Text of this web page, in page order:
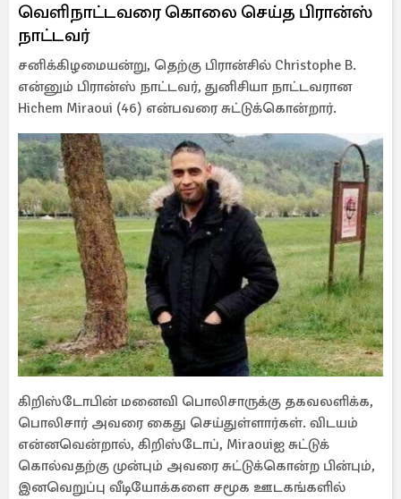
வெளிநாட்டவரை கொலை செய்த பிரான்ஸ்
நாட்டவர்
சனிக்கிழமையன்று, தெற்கு பிரான்சில் Christophe B.
என்னும் பிரான்ஸ் நாட்டவர், துனிசியா நாட்டவரான
Hichem Miraoui (46) என்பவரை சுட்டுக்கொன்றார்.
கிறிஸ்டோபின் மனைவி பொலிசாருக்கு தகவலளிக்க,
பொலிசார் அவரை கைது செய்துள்ளார்கள். விடயம்
என்னவென்றால், கிறிஸ்டோப், Miraouiஐ சுட்டுக்
கொல்வதற்கு முன்பும் அவரை சுட்டுக்கொன்ற பின்பும்,
இனவெறுப்பு வீடியோக்களை சமூக ஊடகங்களில்